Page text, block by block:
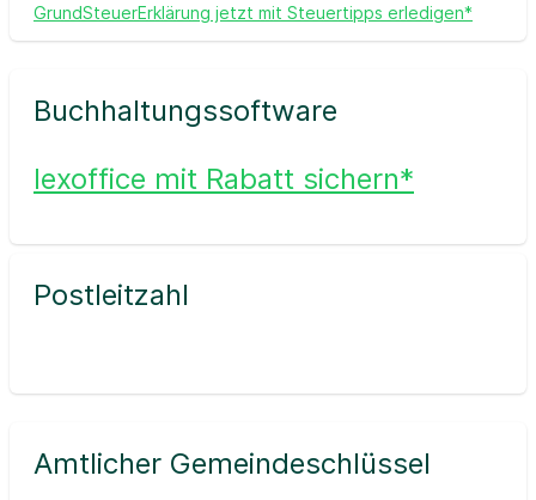
GrundSteuerErklärung jetzt mit Steuertipps erledigen*
Buchhaltungssoftware
lexoffice mit Rabatt sichern*
Postleitzahl
Amtlicher Gemeindeschlüssel